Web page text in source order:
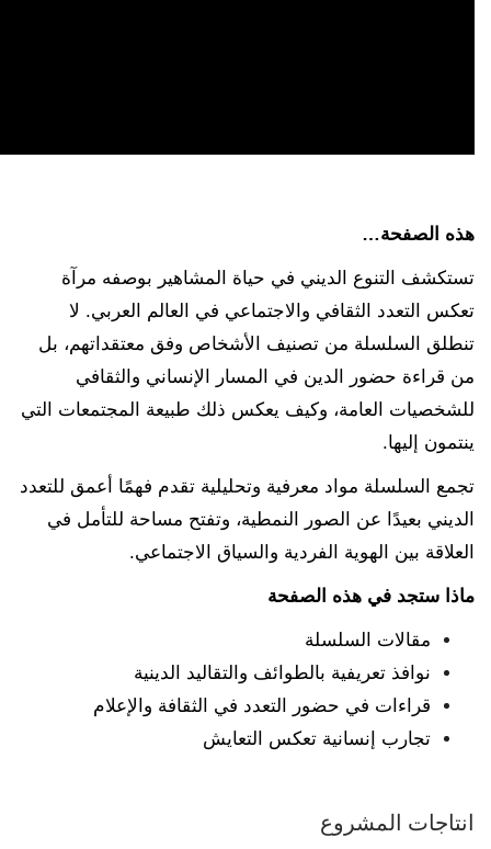
هذه الصفحة…
تستكشف التنوع الديني في حياة المشاهير بوصفه مرآة
تعكس التعدد الثقافي والاجتماعي في العالم العربي. لا
تنطلق السلسلة من تصنيف الأشخاص وفق معتقداتهم، بل
من قراءة حضور الدين في المسار الإنساني والثقافي
للشخصيات العامة، وكيف يعكس ذلك طبيعة المجتمعات التي
ينتمون إليها.
تجمع السلسلة مواد معرفية وتحليلية تقدم فهمًا أعمق للتعدد
الديني بعيدًا عن الصور النمطية، وتفتح مساحة للتأمل في
العلاقة بين الهوية الفردية والسياق الاجتماعي.
ماذا ستجد في هذه الصفحة
مقالات السلسلة
نوافذ تعريفية بالطوائف والتقاليد الدينية
قراءات في حضور التعدد في الثقافة والإعلام
تجارب إنسانية تعكس التعايش
انتاجات المشروع